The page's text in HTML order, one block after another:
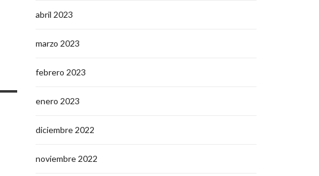
abril 2023
marzo 2023
febrero 2023
enero 2023
diciembre 2022
noviembre 2022